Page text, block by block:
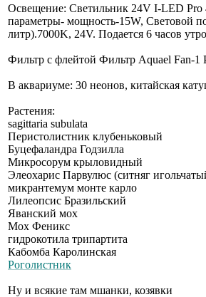
Освещение: Светильник 24V I-LED Pro
параметры- мощность-15W, Световой
литр).7000K, 24V. Подается 6 часов
Фильтр с флейтой Фильтр Aquael Fan-1
В аквариуме: 30 неонов, китайская
Растения:
sagittaria subulata
Перистолистник клубеньковый
Буцефаландра Годзилла
Микросорум крыловидный
Элеохарис Парвулюс (ситняг
микрантемум монте карло
Лилеопсис Бразильский
Яванский мох
Мох Феникс
гидрокотила трипартита
Кабомба Каролинская
Роголистник
Ну и всякие там мшанки, козявки